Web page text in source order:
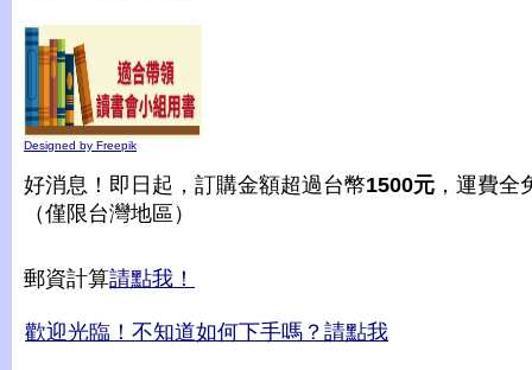
Designed by Freepik
好消息！即日起，訂購金額超過台幣1500元 ，運費全
（僅限台灣地區）
郵資計算請點我！
歡迎光臨！不知道如何下手嗎？請點我